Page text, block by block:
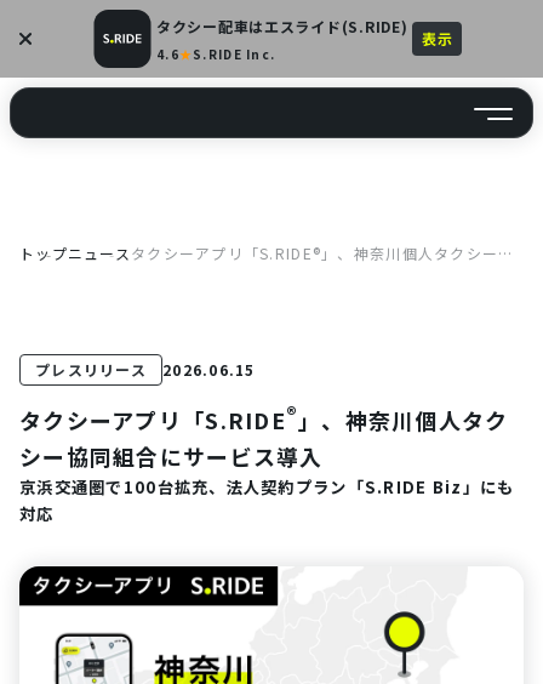
タクシー配車はエスライド(S.RIDE)
4.6★S.RIDE Inc.
トップニュース タクシーアプリ「S.RIDE®」、神奈川個人タクシー協
プレスリリース 2026.06.15
タクシーアプリ「S.RIDE® 」、神奈川個人タク
シー協同組合にサービス導入
京浜交通圏で100台拡充、法人契約プラン「S.RIDE Biz」にも
対応